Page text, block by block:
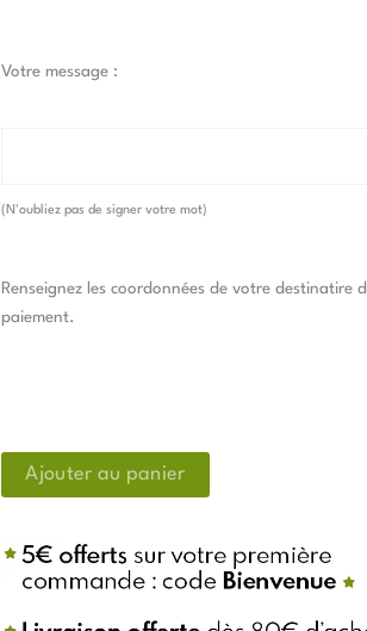
Votre message :
(N'oubliez pas de signer votre mot)
Renseignez les coordonnées de votre
paiement.
quantité
-
Ajouter au panier